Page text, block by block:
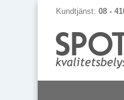
Kundtjänst: 08 -